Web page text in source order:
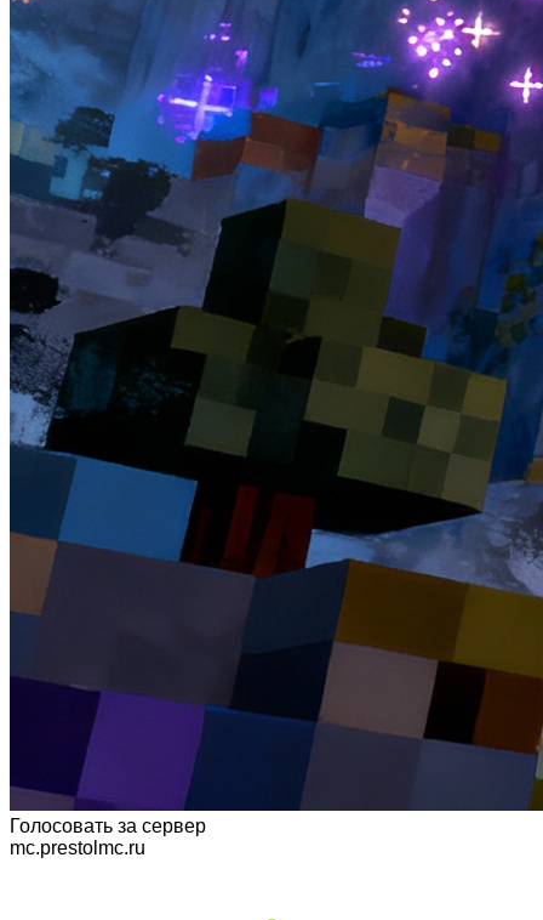
Голосовать за сервер
mc.prestolmc.ru